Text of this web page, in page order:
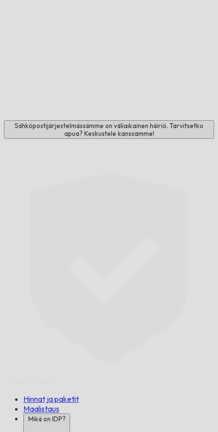
Sähköpostijärjestelmässämme on väliaikainen häiriö. Tarvitsetko
apua? Keskustele kanssamme!
Hinnat ja paketit
Maalistaus
Mikä on IDP?